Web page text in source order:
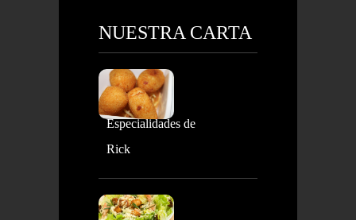
NUESTRA CARTA
Especialidades de
Rick